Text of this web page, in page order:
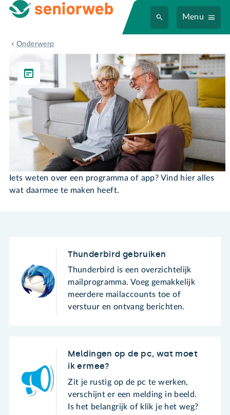
Menu
Onderwerp
Programma's & Apps
Programma's & Apps
Iets weten over een programma of app? Vind hier alles
wat daarmee te maken heeft.
Thunderbird gebruiken
Thunderbird is een overzichtelijk
mailprogramma. Voeg gemakkelijk
meerdere mailaccounts toe of
verstuur en ontvang berichten.
Meldingen op de pc, wat moet
ik ermee?
Zit je rustig op de pc te werken,
verschijnt er een melding in beeld.
Is het belangrijk of klik je het weg?